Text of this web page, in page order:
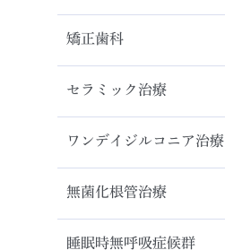
矯正歯科
セラミック治療
ワンデイジルコニア治療
無菌化根管治療
睡眠時無呼吸症候群